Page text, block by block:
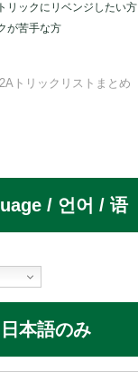
リックにリベンジしたい方
が苦手な方
2Aトリックリストまとめ
/ 언어 / 语
本語のみ